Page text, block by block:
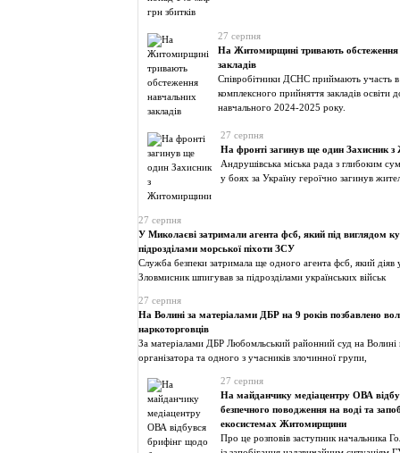
27 серпня
На Житомирщині тривають обстеження
закладів
Співробітники ДСНС приймають участь в
комплексного прийняття закладів освіти
навчального 2024-2025 року.
27 серпня
На фронті загинув ще один Захисник
Андрушівська міська рада з глибоким
у боях за Україну героїчно загинув
27 серпня
У Миколаєві затримали агента фсб, який під виглядом
підрозділами морської піхоти ЗСУ
Служба безпеки затримала ще одного агента фсб, який діяв
Зловмисник шпигував за підрозділами українських військ
27 серпня
На Волині за матеріалами ДБР на 9 років позбавлено
наркоторговців
За матеріалами ДБР Любомльський районний суд на Волині
організатора та одного з учасників злочинної групи,
27 серпня
На майданчику медіацентру ОВА
безпечного поводження на воді та
екосистемах Житомирщини
Про це розповів заступник начальника